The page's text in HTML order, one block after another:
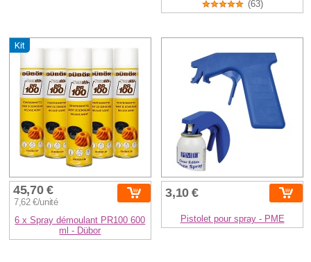
(63)
Kit
45,70 €
7,62 €/unité
6 x Spray démoulant PR100 600
ml - Dübor
3,10 €
Pistolet pour spray - PME